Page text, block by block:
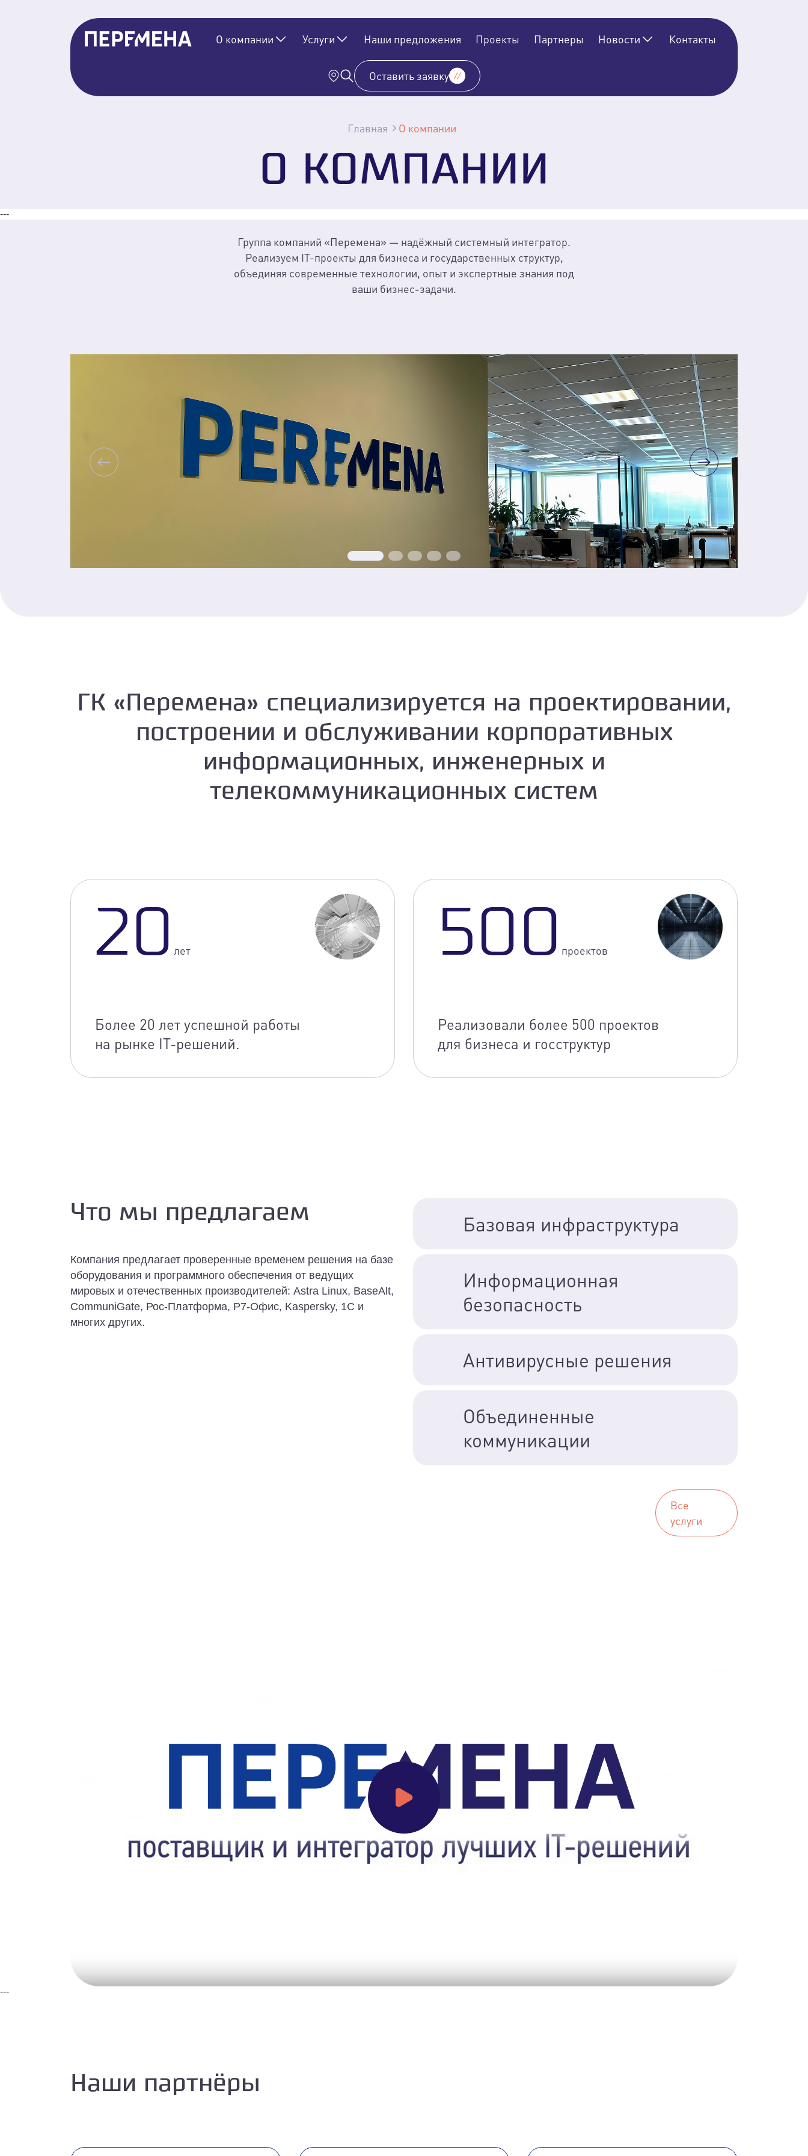
О компании Услуги Наши предложения Проекты Партнеры Новости Контакты
Оставить заявку
Главная О компании
О КОМПАНИИ
---
Группа компаний «Перемена» — надёжный системный интегратор.
Реализуем IT-проекты для бизнеса и государственных структур,
объединяя современные технологии, опыт и экспертные знания под
ваши бизнес-задачи.
ГК «Перемена» специализируется на проектировании,
построении и обслуживании корпоративных
информационных, инженерных и
телекоммуникационных систем
20 лет
Более 20 лет успешной работы
на рынке IT-решений.
500 проектов
Реализовали более 500 проектов
для бизнеса и госструктур
Что мы предлагаем
Компания предлагает проверенные временем решения на базе
оборудования и программного обеспечения от ведущих
мировых и отечественных производителей: Astra Linux, BaseAlt,
CommuniGate, Рос-Платформа, Р7-Офис, Kaspersky, 1C и
многих других.
Базовая инфраструктура
Информационная
безопасность
Антивирусные решения
Объединенные
коммуникации
Все
услуги
---
Наши партнёры